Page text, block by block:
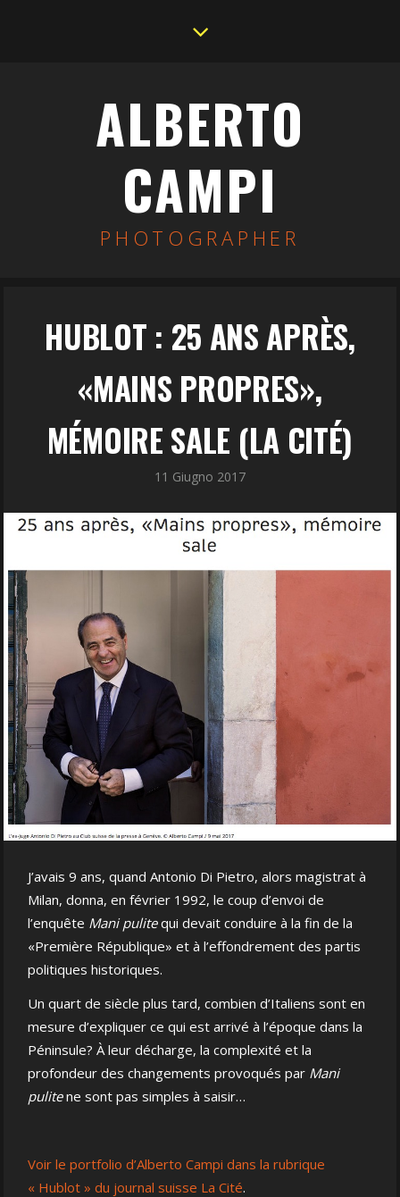
ALBERTO
CAMPI
PHOTOGRAPHER
HUBLOT : 25 ANS APRÈS,
«MAINS PROPRES»,
MÉMOIRE SALE (LA CITÉ)
11 Giugno 2017
J’avais 9 ans, quand Antonio Di Pietro, alors magistrat à
Milan, donna, en février 1992, le coup d’envoi de
l’enquête Mani pulitequi devait conduire à la fin de la
«Première République» et à l’effondrement des partis
politiques historiques.
Un quart de siècle plus tard, combien d’Italiens sont en
mesure d’expliquer ce qui est arrivé à l’époque dans la
Péninsule? À leur décharge, la complexité et la
profondeur des changements provoqués par Mani
pulitene sont pas simples à saisir…
Voir le portfolio d’Alberto Campi dans la rubrique
« Hublot » du journal suisse La Cité.